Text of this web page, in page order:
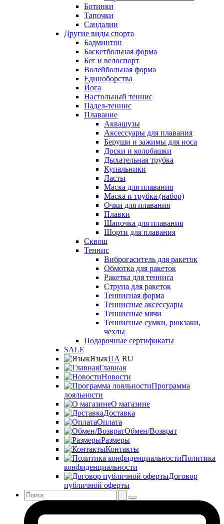
Ботинки
Тапочки
Сандалии
Другие виды спорта
Бадминтон
Баскетбольная форма
Бег и велоспорт
Волейбольная форма
Единоборства
Йога
Настольный теннис
Падел-теннис
Плавание
Аквашузы
Аксессуары для плавания
Беруши и зажимы для носа
Доски и колобашки
Дыхательная трубка
Купальники
Ласты
Маска для плавания
Маска и трубка (набор)
Очки для плавания
Плавки
Шапочка для плавания
Шорти для плавания
Сквош
Теннис
Виброгаситель для ракеток
Обмотка для ракеток
Ракетка для тенниса
Струна для ракеток
Теннисная форма
Теннисные аксессуары
Теннисные мячи
Теннисные сумки, рюкзаки,
чехлы
Подарочные сертификаты
SALE
ЯзыкUA RU
Главная
Новости
Программа
лояльности
О магазине
Доставка
Оплата
Обмен/Возврат
Размеры
Контакты
Политика
конфиденциальности
Договор
публичной оферты